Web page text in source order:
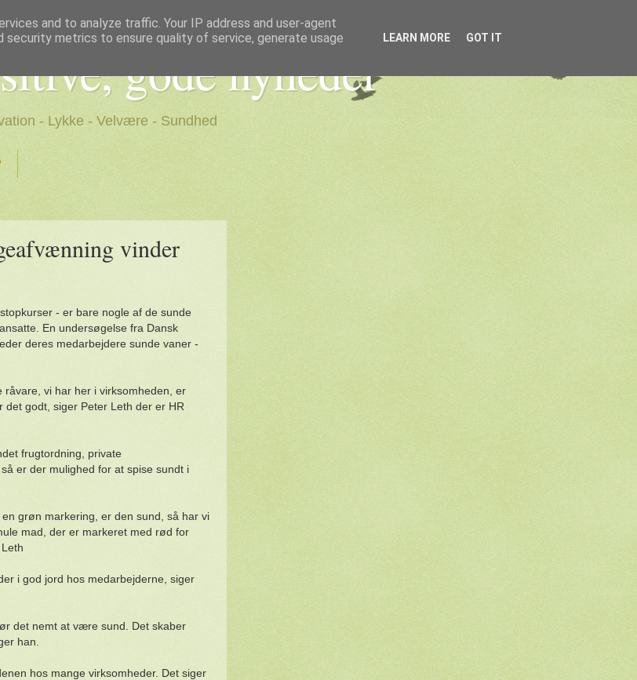
gode nyheder
- Lykke - Velvære - Sundhed
vinder
- er bare nogle af de sunde
En undersøgelse fra Dansk
deres medarbejdere sunde vaner -
råvare, vi har her i virksomheden, er
godt, siger Peter Leth der er HR
frugtordning, private
er der mulighed for at spise sundt i
grøn markering, er den sund, så har vi
mad, der er markeret med rød for
i god jord hos medarbejderne, siger
det nemt at være sund. Det skaber
han.
hos mange virksomheder. Det siger
and to analyze traffic. Your IP address and user-agent
security metrics to ensure quality of service, generate usage
LEARN MORE GOT IT